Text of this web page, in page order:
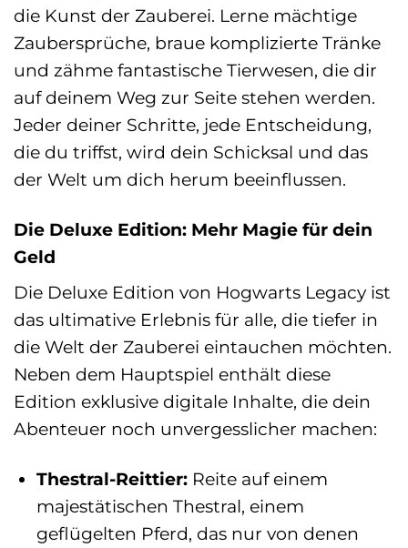
die Kunst der Zauberei. Lerne mächtige
Zaubersprüche, braue komplizierte Tränke
und zähme fantastische Tierwesen, die dir
auf deinem Weg zur Seite stehen werden.
Jeder deiner Schritte, jede Entscheidung,
die du triffst, wird dein Schicksal und das
der Welt um dich herum beeinflussen.
Die Deluxe Edition: Mehr Magie für dein
Geld
Die Deluxe Edition von Hogwarts Legacy ist
das ultimative Erlebnis für alle, die tiefer in
die Welt der Zauberei eintauchen möchten.
Neben dem Hauptspiel enthält diese
Edition exklusive digitale Inhalte, die dein
Abenteuer noch unvergesslicher machen:
Thestral-Reittier:Reite auf einem
majestätischen Thestral, einem
geflügelten Pferd, das nur von denen